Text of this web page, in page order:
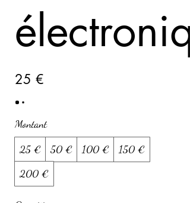
25 €
Montant
25 €
50 € 100 €
150 €
200 €